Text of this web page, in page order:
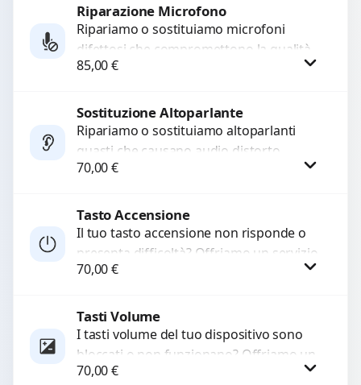
Procedi
Riparazione Microfono
Ripariamo o sostituiamo microfoni
difettosi che compromettono la qualità
audio delle registrazioni o delle
di...
85,00€
Procedi
Sostituzione Altoparlante
Ripariamo o sostituiamo altoparlanti
guasti che causano audio distorto,
basso o assente. Utilizziamo ricambi di
70,00€
Procedi
Tasto Accensione
Il tuo tasto accensione non risponde o
presenta difficoltà? Offriamo un servizio
professionale di riparazione o
70,00€
Tasti Volume
I tasti volume del tuo dispositivo sono
bloccati o non funzionano? Offriamo un
servizio di riparazione o sostituzione
70,00€